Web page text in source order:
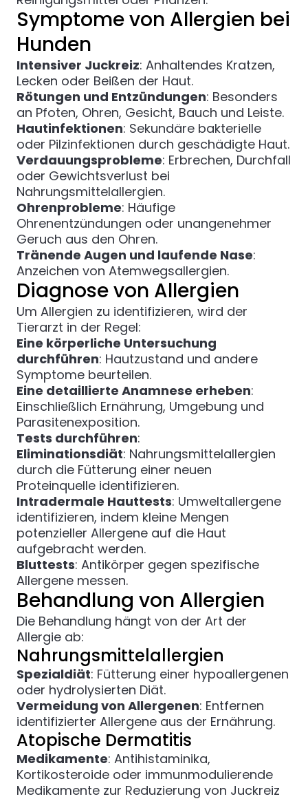
Symptome von Allergien bei
Hunden
Intensiver Juckreiz: Anhaltendes Kratzen,
Lecken oder Beißen der Haut.
Rötungen und Entzündungen: Besonders
an Pfoten, Ohren, Gesicht, Bauch und Leiste.
Hautinfektionen: Sekundäre bakterielle
oder Pilzinfektionen durch geschädigte Haut.
Verdauungsprobleme: Erbrechen, Durchfall
oder Gewichtsverlust bei
Nahrungsmittelallergien.
Ohrenprobleme: Häufige
Ohrenentzündungen oder unangenehmer
Geruch aus den Ohren.
Tränende Augen und laufende Nase:
Anzeichen von Atemwegsallergien.
Diagnose von Allergien
Um Allergien zu identifizieren, wird der
Tierarzt in der Regel:
Eine körperliche Untersuchung
durchführen: Hautzustand und andere
Symptome beurteilen.
Eine detaillierte Anamnese erheben:
Einschließlich Ernährung, Umgebung und
Parasitenexposition.
Tests durchführen:
Eliminationsdiät: Nahrungsmittelallergien
durch die Fütterung einer neuen
Proteinquelle identifizieren.
Intradermale Hauttests: Umweltallergene
identifizieren, indem kleine Mengen
potenzieller Allergene auf die Haut
aufgebracht werden.
Bluttests: Antikörper gegen spezifische
Allergene messen.
Behandlung von Allergien
Die Behandlung hängt von der Art der
Allergie ab:
Nahrungsmittelallergien
Spezialdiät: Fütterung einer hypoallergenen
oder hydrolysierten Diät.
Vermeidung von Allergenen: Entfernen
identifizierter Allergene aus der Ernährung.
Atopische Dermatitis
Medikamente: Antihistaminika,
Kortikosteroide oder immunmodulierende
Medikamente zur Reduzierung von Juckreiz